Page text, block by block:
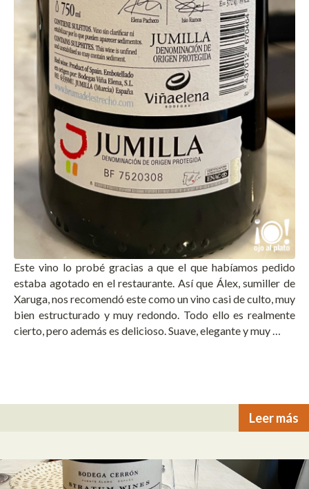
Este vino lo probé gracias a que el que habíamos pedido
estaba agotado en el restaurante. Así que Álex, sumiller de
Xaruga, nos recomendó este como un vino casi de culto, muy
bien estructurado y muy redondo. Todo ello es realmente
cierto, pero además es delicioso. Suave, elegante y muy …
Leer más